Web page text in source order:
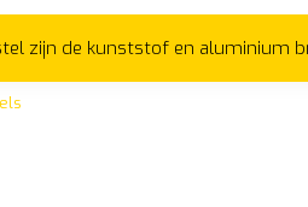
zijn de kunststof en aluminium